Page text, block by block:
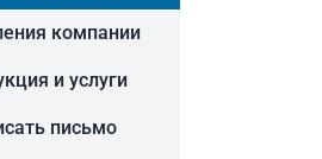
компании
и услуги
письмо